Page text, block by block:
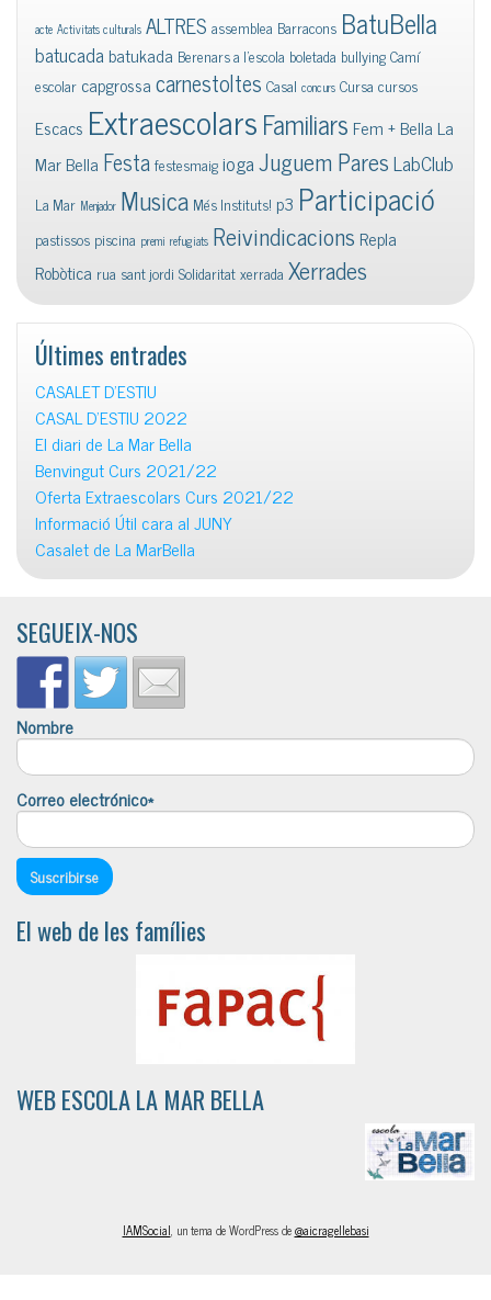
acte Activitats culturals ALTRES assemblea Barracons BatuBella
batucadabatukada Berenars a l'escola boletada bullyingCamí
escolar capgrossacarnestoltes Casal concurs Cursa cursos
Escacs ExtraescolarsFamiliars Fem + Bella La
Mar Bella FestafestesmaigiogaJuguem ParesLabClub
La Mar Menjador Musica Més Instituts! p3 Participació
pastissos piscina premi refugiats Reivindicacions Repla
Robòtica rua sant jordi Solidaritatxerrada Xerrades
Últimes entrades
CASALET D’ESTIU
CASAL D’ESTIU 2022
El diari de La Mar Bella
Benvingut Curs 2021/22
Oferta Extraescolars Curs 2021/22
Informació Útil cara al JUNY
Casalet de La MarBella
SEGUEIX-NOS
Nombre
Correo electrónico*
El web de les famílies
WEB ESCOLA LA MAR BELLA
IAMSocial, un tema de WordPress de@aicragellebasi